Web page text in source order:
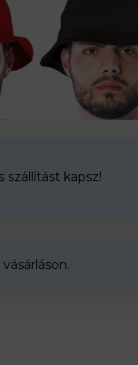
szállítást kapsz!
vásárláson.